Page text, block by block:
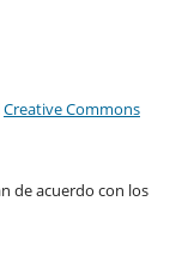
Creative Commons
de acuerdo con los